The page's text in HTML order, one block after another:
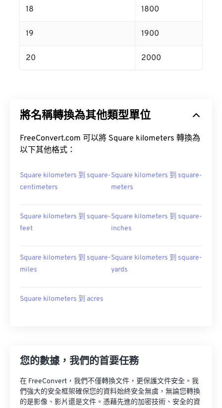
18 1800
19 1900
20 2000
將名稱轉換為其他類型單位
FreeConvert.com 可以將 Square kilometers 轉換為
以下其他格式：
Square kilometers 到 square-
centimeters
Square kilometers 到 square-
meters
Square kilometers 到 square-
feet
Square kilometers 到 square-
inches
Square kilometers 到 square-
miles
Square kilometers 到 square-
yards
Square kilometers 到 acres
您的數據，我們的首要任務
在 FreeConvert，我們不僅轉換文件，更保護文件安全。我
們強大的安全框架確保您的資料始終安全無虞，無論您轉換
的是影像、影片還是文件。憑藉先進的加密技術、安全的資